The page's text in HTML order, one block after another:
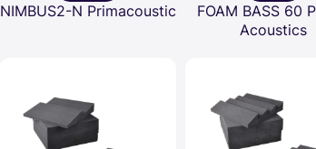
NIMBUS2-N Primacoustic
FOAM BASS 60
Acoustics